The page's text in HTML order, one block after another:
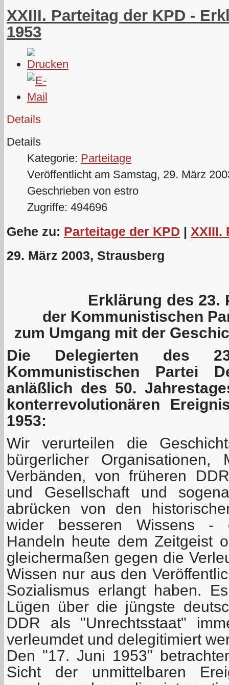
XXIII. Parteitag der KPD -
1953
Details
Details
Kategorie: Parteitage
Veröffentlicht am Samstag, 29. März
Geschrieben von estro
Zugriffe: 494696
Gehe zu: Parteitage der KPD | XXIII.
29. März 2003, Strausberg
Erklärung des 23.
der Kommunistischen
zum Umgang mit der
Die Delegierten des
Kommunistischen Partei
anläßlich des 50.
konterrevolutionären
1953:
Wir verurteilen die
bürgerlicher Organisationen,
Verbänden, von früheren
und Gesellschaft und
abrücken von den
wider besseren Wissens -
Handeln heute dem Zeitgeist
gleichermaßen gegen die
Wissen nur aus den
Sozialismus erlangt haben.
Lügen über die jüngste
DDR als "Unrechtsstaat"
verleumdet und delegitimiert
Den "17. Juni 1953"
Sicht der unmittelbaren